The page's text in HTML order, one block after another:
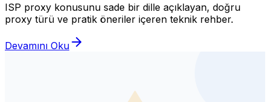
ISP proxy konusunu sade bir dille açıklayan, doğru
proxy türü ve pratik öneriler içeren teknik rehber.
Devamını Oku